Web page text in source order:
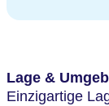
Lage &
Einzigartige